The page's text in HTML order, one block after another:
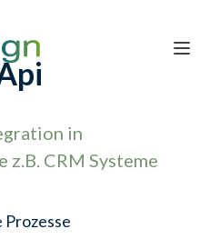
in
z.B. CRM Systeme